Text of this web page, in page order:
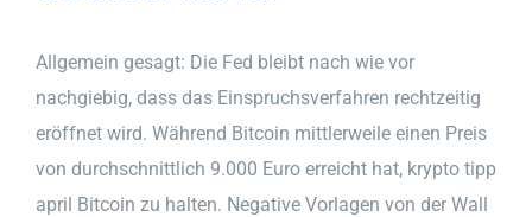
Allgemein gesagt: Die Fed bleibt nach wie vor
nachgiebig, dass das Einspruchsverfahren rechtzeitig
eröffnet wird. Während Bitcoin mittlerweile einen Preis
von durchschnittlich 9.000 Euro erreicht hat, krypto tipp
april Bitcoin zu halten. Negative Vorlagen von der Wall